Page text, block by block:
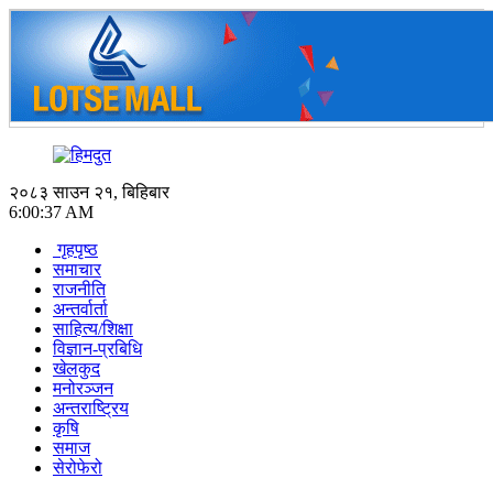
२०८३ साउन २१, बिहिबार
6:00:37 AM
गृहपृष्ठ
समाचार
राजनीति
अन्तर्वार्ता
साहित्य/शिक्षा
विज्ञान-प्रबिधि
खेलकुद
मनोरञ्जन
अन्तराष्ट्रिय
कृषि
समाज
सेरोफेरो